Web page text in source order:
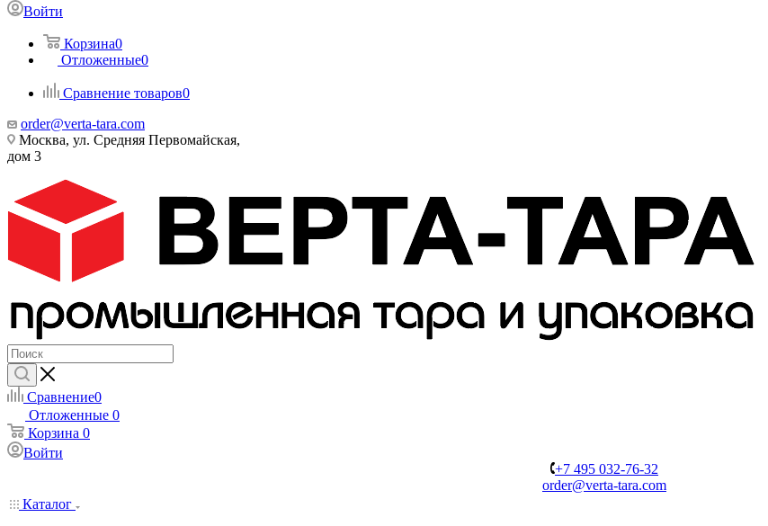
Войти
Корзина0
Отложенные0
Сравнение товаров0
order@verta-tara.com
Москва, ул. Средняя Первомайская,
дом 3
Сравнение0
Отложенные 0
Корзина 0
Войти
+7 495 032-76-32
order@verta-tara.com
Каталог